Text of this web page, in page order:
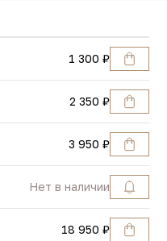
1 300 ₽
2 350 ₽
3 950 ₽
Нет в наличии
18 950 ₽